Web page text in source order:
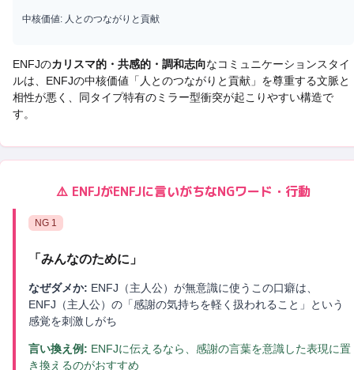
中核価値: 人とのつながりと貢献
ENFJのカリスマ的・共感的・調和志向なコミュニケーションスタイ
ルは、 ENFJの中核価値「 人とのつながりと貢献 」を尊重する文脈と
相性が悪く、 同タイプ特有のミラー型衝突が起こりやすい構造で
す。
⚠️ ENFJがENFJに言いがちなNGワード・行動
NG 1
「 みんなのために 」
なぜダメか: ENFJ（主人公）が無意識に使うこの口癖は、
ENFJ（主人公）の「感謝の気持ちを軽く扱われること」という
感覚を刺激しがち
言い換え例: ENFJに伝えるなら、感謝の言葉を意識した表現に置
き換えるのがおすすめ